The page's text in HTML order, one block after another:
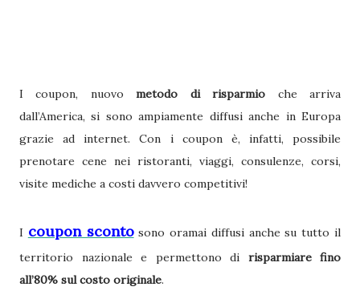
I coupon, nuovometodo di risparmio che arriva
dall’America, si sono ampiamente diffusi anche in Europa
grazie ad internet. Con i coupon è, infatti, possibile
prenotare cene nei ristoranti, viaggi, consulenze, corsi,
visite mediche a costi davvero competitivi!
I coupon scontosono oramai diffusi anche su tutto il
territorio nazionale e permettono di risparmiare fino
all’80% sul costo originale.